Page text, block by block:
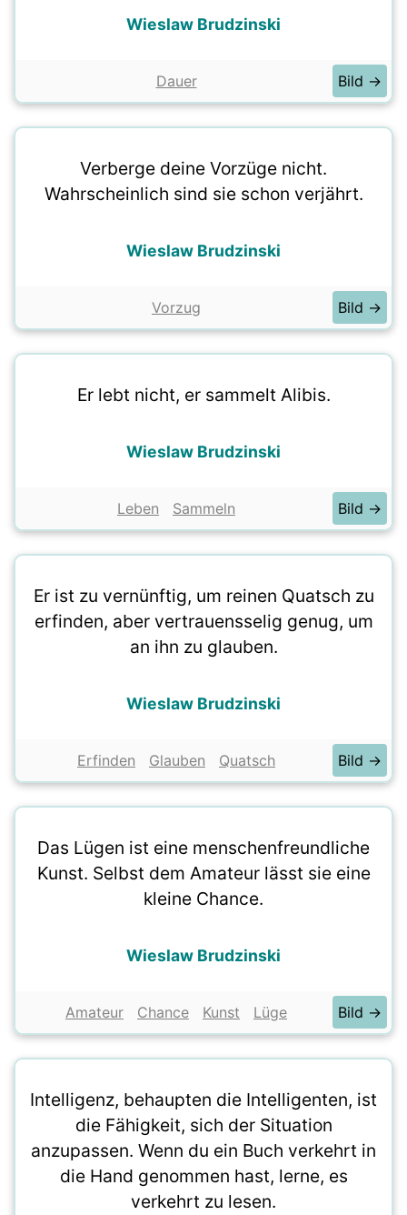
Wieslaw Brudzinski
Dauer Bild →
Verberge deine Vorzüge nicht.
Wahrscheinlich sind sie schon verjährt.
Wieslaw Brudzinski
Vorzug Bild →
Er lebt nicht, er sammelt Alibis.
Wieslaw Brudzinski
Leben Sammeln Bild →
Er ist zu vernünftig, um reinen Quatsch zu
erfinden, aber vertrauensselig genug, um
an ihn zu glauben.
Wieslaw Brudzinski
Erfinden Glauben Quatsch Bild →
Das Lügen ist eine menschenfreundliche
Kunst. Selbst dem Amateur lässt sie eine
kleine Chance.
Wieslaw Brudzinski
Amateur Chance Kunst Lüge Bild →
Intelligenz, behaupten die Intelligenten, ist
die Fähigkeit, sich der Situation
anzupassen. Wenn du ein Buch verkehrt in
die Hand genommen hast, lerne, es
verkehrt zu lesen.